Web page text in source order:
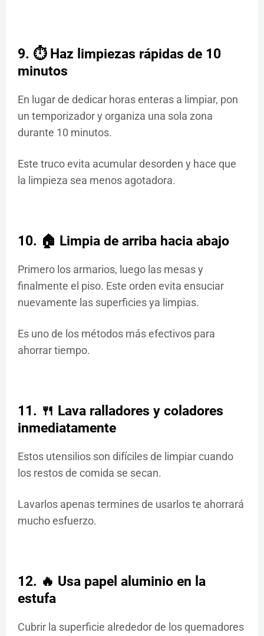
9. ⏱️ Haz limpiezas rápidas de 10
minutos
En lugar de dedicar horas enteras a limpiar, pon
un temporizador y organiza una sola zona
durante 10 minutos.
Este truco evita acumular desorden y hace que
la limpieza sea menos agotadora.
10. 🏠 Limpia de arriba hacia abajo
Primero los armarios, luego las mesas y
finalmente el piso. Este orden evita ensuciar
nuevamente las superficies ya limpias.
Es uno de los métodos más efectivos para
ahorrar tiempo.
11. 🍴 Lava ralladores y coladores
inmediatamente
Estos utensilios son difíciles de limpiar cuando
los restos de comida se secan.
Lavarlos apenas termines de usarlos te ahorrará
mucho esfuerzo.
12. 🔥 Usa papel aluminio en la
estufa
Cubrir la superficie alrededor de los quemadores